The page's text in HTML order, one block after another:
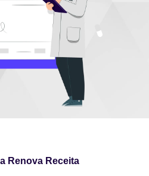
Renova Receita